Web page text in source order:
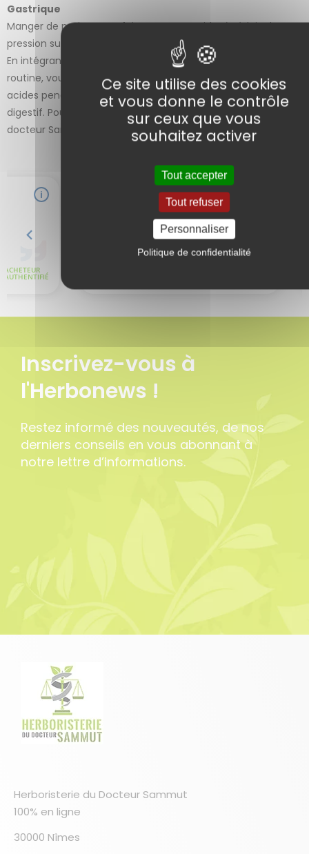
Gastrique
Manger de petits repas fréquents peut aider à réduire la
pression sur l’estomac et à prévenir les remontées acides.
En intégrant ces plantes et méthodes naturelles dans votre
routine, vous pouvez soulager naturellement les remontées
acides pendant la grossesse et améliorer votre confort
digestif. Pour des conseils personnalisés, contactez le
docteur Sammut via notre page contact.
Inscrivez-vous à
l'Herbonews !
Restez informé des nouveautés, de nos
derniers conseils en vous abonnant à
notre lettre d’informations.
Herboristerie du Docteur Sammut
100% en ligne
30000 Nîmes
Ce site utilise des cookies
et vous donne le contrôle
sur ceux que vous
souhaitez activer
Tout accepter
Tout refuser
Personnaliser
Politique de confidentialité